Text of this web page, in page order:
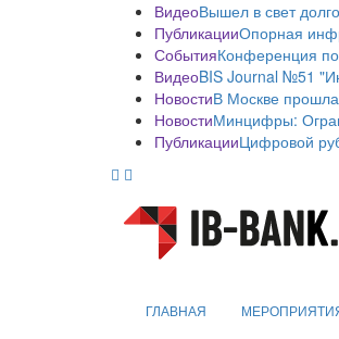
ВидеоВышел в свет
ПубликацииОпорная
СобытияКонференция по
ВидеоBIS Journal №51
НовостиВ Москве
НовостиМинцифры:
ПубликацииЦифровой
ГЛАВНАЯ